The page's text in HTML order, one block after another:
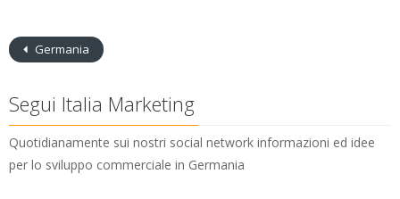
Germania
Segui Italia Marketing
Quotidianamente sui nostri social network informazioni ed idee
per lo sviluppo commerciale in Germania